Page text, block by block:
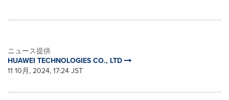
ニュース提供
HUAWEI TECHNOLOGIES CO., LTD
11 10月, 2024, 17:24 JST